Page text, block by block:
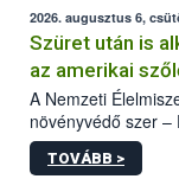
az intenzív
hatósággal is
2026. augusztus 6,
Szüret után is
az amerikai
A Nemzeti
növényvédő szer –
engedélyokiratát
egészen a
TOVÁBB >